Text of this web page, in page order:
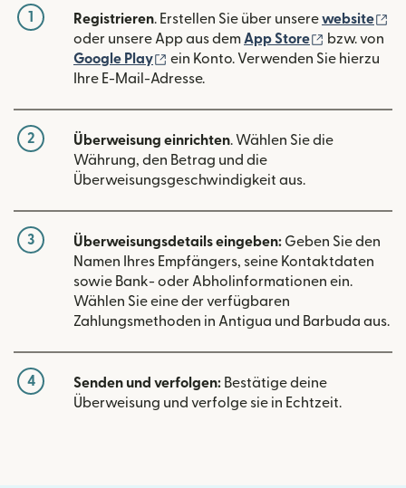
1 Registrieren. Erstellen Sie über unserewebsite
oder unsere App aus demApp Store (wird in
bzw. von
Google Play
(wird in einem neuen Fenster
ein Konto. Verwenden Sie hierzu
Ihre E-Mail-Adresse.
2 Überweisung einrichten. Wählen Sie die
Währung, den Betrag und die
Überweisungsgeschwindigkeit aus.
3 Überweisungsdetails eingeben: Geben Sie den
Namen Ihres Empfängers, seine Kontaktdaten
sowie Bank- oder Abholinformationen ein.
Wählen Sie eine der verfügbaren
Zahlungsmethoden in Antigua und Barbuda aus.
4 Senden und verfolgen: Bestätige deine
Überweisung und verfolge sie in Echtzeit.